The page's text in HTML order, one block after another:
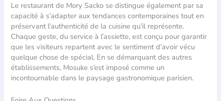
Le restaurant de Mory Sacko se distingue également par sa
capacité à s’adapter aux tendances contemporaines tout en
préservant l’authenticité de la cuisine qu’il représente.
Chaque geste, du service à l’assiette, est conçu pour garantir
que les visiteurs repartent avec le sentiment d’avoir vécu
quelque chose de spécial. En se démarquant des autres
établissements, Mosuke s’est imposé comme un
incontournable dans le paysage gastronomique parisien.